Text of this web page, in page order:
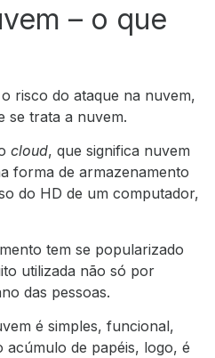
– o que
risco do ataque na nuvem,
se trata a nuvem.
cloud, que significa nuvem
forma de armazenamento
do HD de um computador,
tem se popularizado
utilizada não só por
das pessoas.
é simples, funcional,
de papéis, logo, é